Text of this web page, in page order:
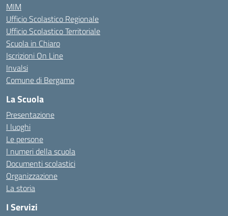
MIM
Ufficio Scolastico Regionale
Ufficio Scolastico Territoriale
Scuola in Chiaro
Iscrizioni On Line
Invalsi
Comune di Bergamo
La Scuola
Presentazione
I luoghi
Le persone
I numeri della scuola
Documenti scolastici
Organizzazione
La storia
I Servizi